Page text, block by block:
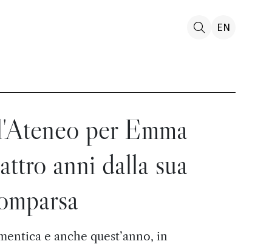
EN
per Emma
anni dalla sua
e anche quest’anno, in